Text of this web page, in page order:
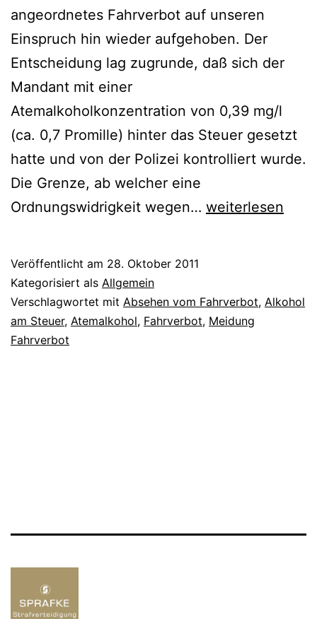
angeordnetes Fahrverbot auf unseren
Einspruch hin wieder aufgehoben. Der
Entscheidung lag zugrunde, daß sich der
Mandant mit einer
Atemalkoholkonzentration von 0,39 mg/l
(ca. 0,7 Promille) hinter das Steuer gesetzt
hatte und von der Polizei kontrolliert wurde.
Die Grenze, ab welcher eine
Ordnungswidrigkeit wegen… weiterlesen
Veröffentlicht am 28. Oktober 2011
Kategorisiert als Allgemein
Verschlagwortet mit Absehen vom Fahrverbot, Alkohol
am Steuer, Atemalkohol, Fahrverbot, Meidung
Fahrverbot